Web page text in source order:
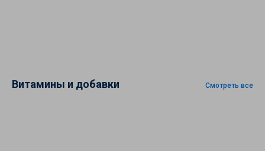
Витамины и добавки Смотреть все